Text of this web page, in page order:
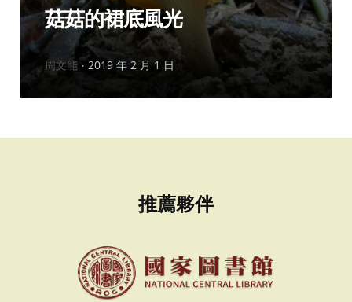
菇菇的裙底風光
作
者：
周文能 2019 年 2 月 1 日
推薦夥伴